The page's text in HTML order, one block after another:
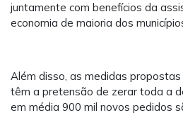
juntamente com benefícios da
economia de maioria dos
Além disso, as medidas
têm a pretensão de zerar toda a
em média 900 mil novos pedidos